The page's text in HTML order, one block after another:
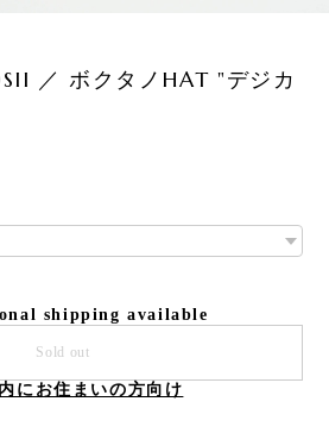
／ ボクタノHAT "デジカ
shipping available
Sold out
にお住まいの方向け